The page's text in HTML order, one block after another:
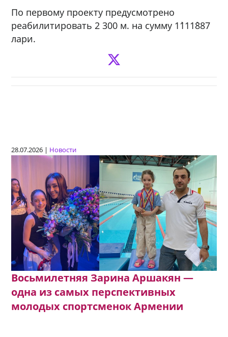
По первому проекту предусмотрено
реабилитировать 2 300 м. на сумму 1`111`887
лари.
28.07.2026 | Новости
Восьмилетняя Зарина Аршакян —
одна из самых перспективных
молодых спортсменок Армении